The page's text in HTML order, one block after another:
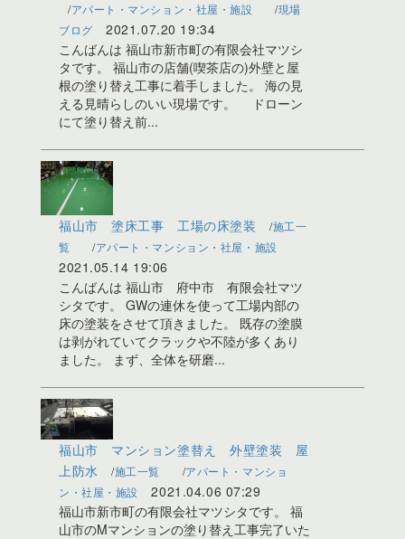
アパート・マンション・社屋・施設
現場
ブログ
2021.07.20 19:34
こんばんは 福山市新市町の有限会社マツシ
タです。 福山市の店舗(喫茶店の)外壁と屋
根の塗り替え工事に着手しました。 海の見
える見晴らしのいい現場です。 ドローン
にて塗り替え前...
福山市 塗床工事 工場の床塗装
施工一
覧
アパート・マンション・社屋・施設
2021.05.14 19:06
こんばんは 福山市 府中市 有限会社マツ
シタです。 GWの連休を使って工場内部の
床の塗装をさせて頂きました。 既存の塗膜
は剥がれていてクラックや不陸が多くあり
ました。 まず、全体を研磨...
福山市 マンション塗替え 外壁塗装 屋
上防水
施工一覧
アパート・マンショ
ン・社屋・施設
2021.04.06 07:29
福山市新市町の有限会社マツシタです。 福
山市のMマンションの塗り替え工事完了いた